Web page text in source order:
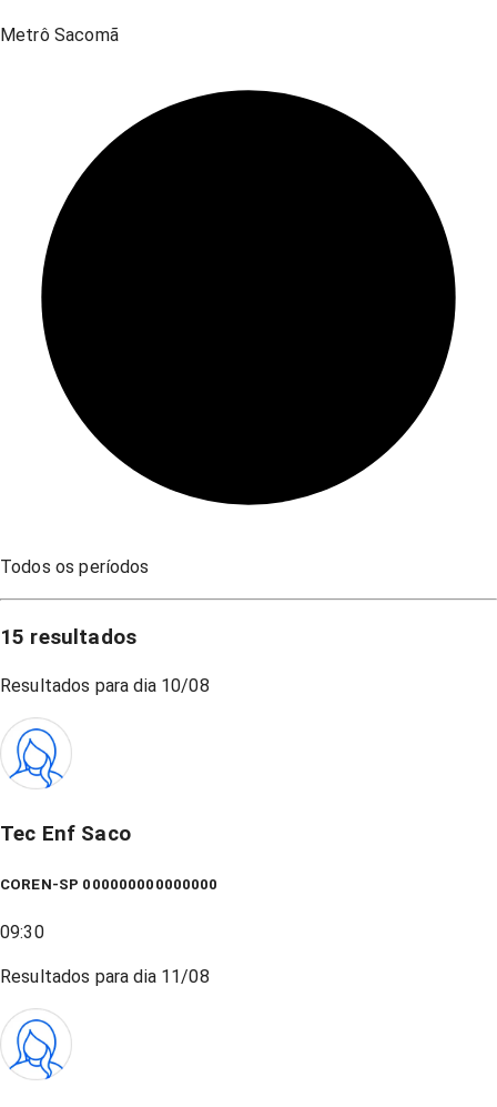
Metrô Sacomã
Todos os períodos
15 resultados
Resultados para dia 10/08
Tec Enf Saco
COREN-SP 000000000000000
09:30
Resultados para dia 11/08